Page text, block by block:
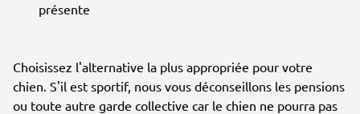
présente
Choisissez l'alternative la plus appropriée pour votre
chien. S'il est sportif, nous vous déconseillons les pensions
ou toute autre garde collective car le chien ne pourra pas